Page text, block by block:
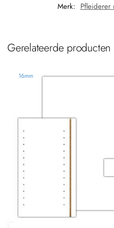
Merk: Pfleiderer
Gerelateerde producten
16mm